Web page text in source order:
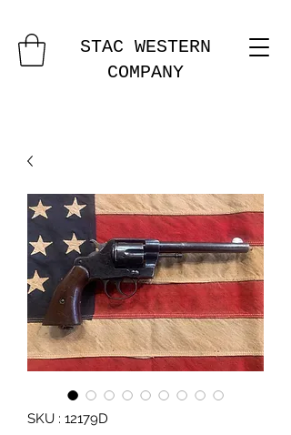
STAC WESTERN
COMPANY
SKU : 12179D